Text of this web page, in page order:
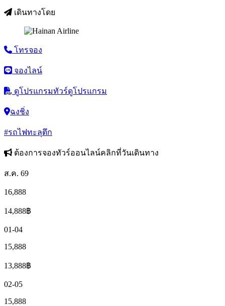
เดินทางโดย
โทรจอง
จองไลน์
ดูโปรแกรมทัวร์ดูโปรแกรม
ฉงชิ่ง
#รถไฟทะลุตึก
ต้องการจองทัวร์ออนไลน์คลิกที่วันเดินทาง
ส.ค. 69
16,888
14,888฿
01-04
15,888
13,888฿
02-05
15,888